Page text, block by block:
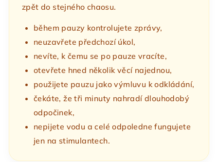
zpět do stejného chaosu.
během pauzy kontrolujete zprávy,
neuzavřete předchozí úkol,
nevíte, k čemu se po pauze vracíte,
otevřete hned několik věcí najednou,
použijete pauzu jako výmluvu k odkládání,
čekáte, že tři minuty nahradí dlouhodobý
odpočinek,
nepijete vodu a celé odpoledne fungujete
jen na stimulantech.